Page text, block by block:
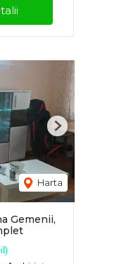
Harta
Next
Gemenii,